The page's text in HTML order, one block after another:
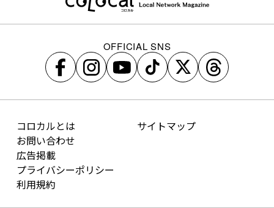
OFFICIAL SNS
コロカルとは
お問い合わせ
広告掲載
プライバシーポリシー
利用規約
サイトマップ